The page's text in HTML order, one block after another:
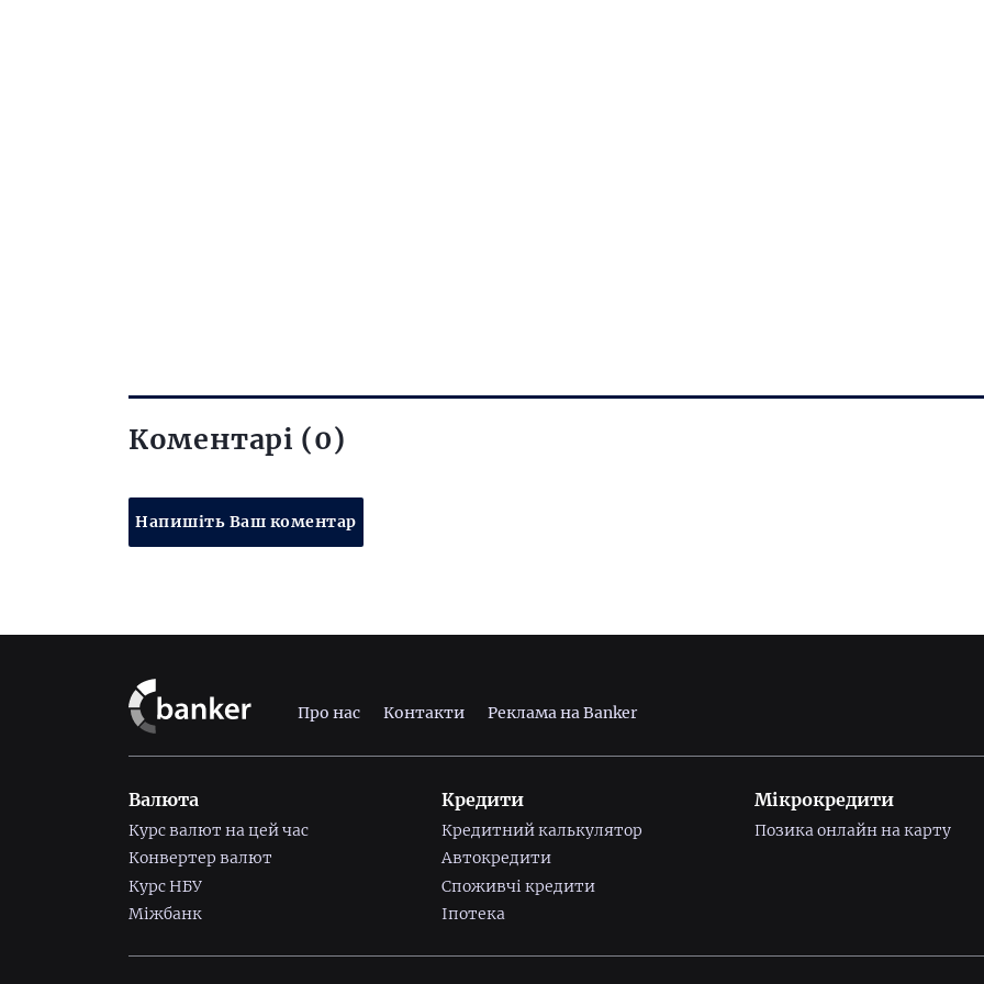
Коментарі (0)
Напишіть Ваш коментар
Про нас Контакти Реклама на Banker
Валюта
Курс валют на цей час
Конвертер валют
Курс НБУ
Міжбанк
Кредити
Кредитний калькулятор
Автокредити
Споживчі кредити
Іпотека
Мікрокредити
Позика онлайн на карту